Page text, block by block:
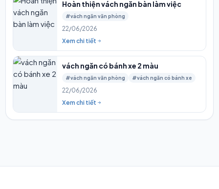
Hoàn thiện vách ngăn bàn làm việc
#vách ngăn văn phòng
22/06/2026
Xem chi tiết
vách ngăn có bánh xe 2 màu
#vách ngăn văn phòng #vách ngăn có bánh xe
22/06/2026
Xem chi tiết